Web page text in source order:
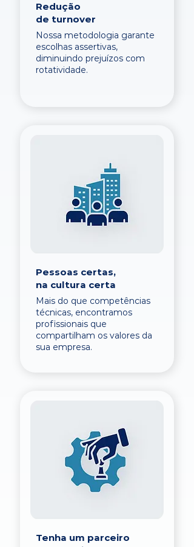
Redução
de turnover
Nossa metodologia garante
escolhas assertivas,
diminuindo prejuízos com
rotatividade.
Pessoas certas,
na cultura certa
Mais do que competências
técnicas, encontramos
profissionais que
compartilham os valores da
sua empresa.
Tenha um parceiro